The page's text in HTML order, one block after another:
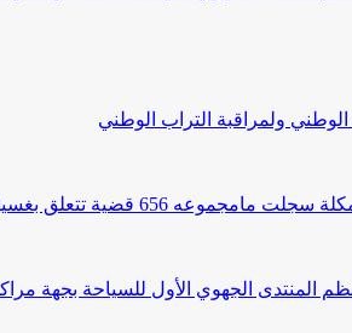
الوطني ولمراقبة التراب الوطني
المنتدى الجهوي الأول للسياحة بجهة